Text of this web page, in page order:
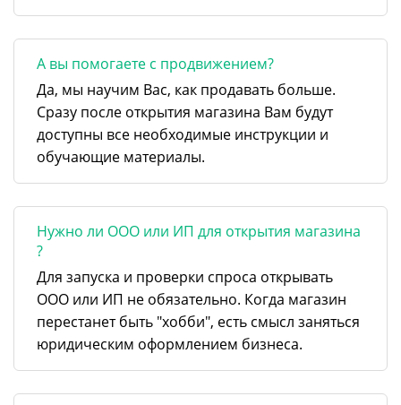
А вы помогаете с продвижением?
Да, мы научим Вас, как продавать больше.
Сразу после открытия магазина Вам будут
доступны все необходимые инструкции и
обучающие материалы.
Нужно ли ООО или ИП для открытия магазина
?
Для запуска и проверки спроса открывать
ООО или ИП не обязательно. Когда магазин
перестанет быть "хобби", есть смысл заняться
юридическим оформлением бизнеса.